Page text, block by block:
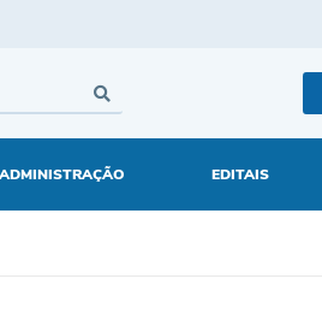
ADMINISTRAÇÃO EDITAIS